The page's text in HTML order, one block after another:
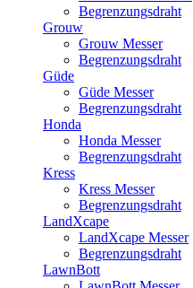
Begrenzungsdraht
Grouw
Grouw Messer
Begrenzungsdraht
Güde
Güde Messer
Begrenzungsdraht
Honda
Honda Messer
Begrenzungsdraht
Kress
Kress Messer
Begrenzungsdraht
LandXcape
LandXcape Messer
Begrenzungsdraht
LawnBott